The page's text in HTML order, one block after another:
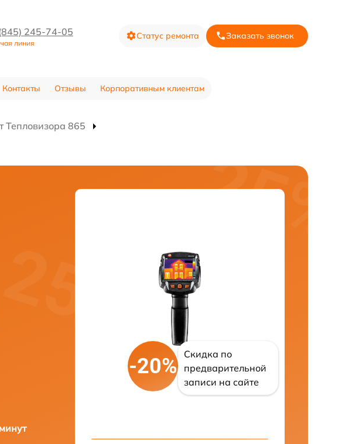
245-74-05
линия
Статус ремонта Заказать звонок
Контакты Отзывы Корпоративным клиентам
Тепловизора 865
-20%
Скидка по
предварительной
записи на сайте